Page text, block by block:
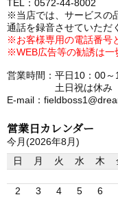
TEL：0572-44-8002
※当店では、サービスの
通話を録音させていただ
※お客様専用の電話番号
※WEB広告等の勧誘は一
営業時間：平日10：00～
土日祝は休み
E-mail：
営業日カレンダー
今月(2026年8月)
日
月 火 水 木
2
3 4 5 6